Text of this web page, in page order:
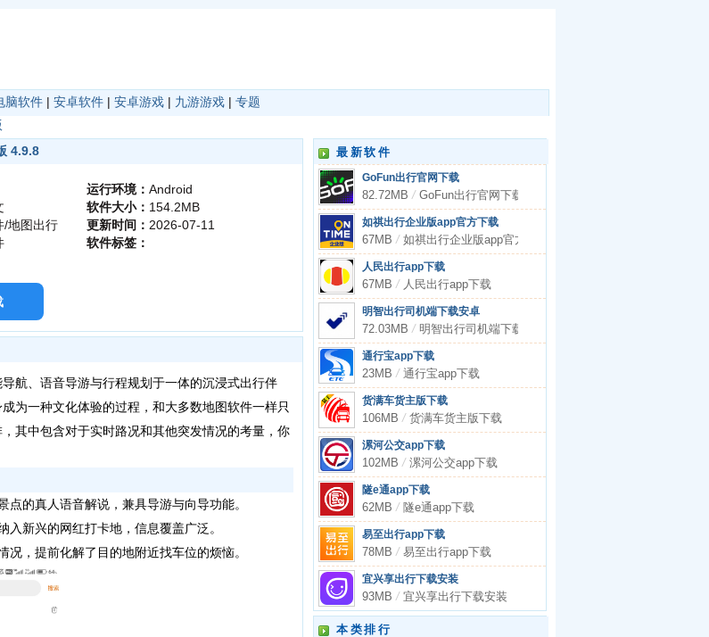
脑软件 | 安卓软件 | 安卓游戏 | 九游游戏 | 专题
4.9.8
/地图出行
运行环境： Android
软件大小： 154.2MB
更新时间： 2026-07-11
软件标签：
航、语音导游与行程规划于一体的沉浸式出行伴
为一种文化体验的过程，和大多数地图软件一样只
其中包含对于实时路况和其他突发情况的考量，你
的真人语音解说，兼具导游与向导功能。
新兴的网红打卡地，信息覆盖广泛。
，提前化解了目的地附近找车位的烦恼。
最新软件
GoFun出行官网下载
82.72MB/ GoFun出行官网下载
如祺出行企业版app官方下载
67MB/ 如祺出行企业版app官方下载
人民出行app下载
67MB/ 人民出行app下载
明智出行司机端下载安卓
72.03MB/ 明智出行司机端下载安卓
通行宝app下载
23MB/ 通行宝app下载
货满车货主版下载
106MB/ 货满车货主版下载
漯河公交app下载
102MB/ 漯河公交app下载
隧e通app下载
62MB/ 隧e通app下载
易至出行app下载
78MB/ 易至出行app下载
宜兴享出行下载安装
93MB/ 宜兴享出行下载安装
本类排行